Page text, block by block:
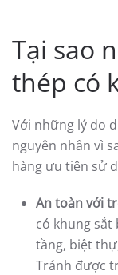
Tại sao
thép có
Với những lý do
nguyên nhân vì
hàng ưu tiên sử
An toàn với
có khung sắt
tầng, biệt
Tránh được